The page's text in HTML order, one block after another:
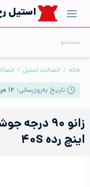
content
استیل
خانه / اتصالات استیل /
تاریخ به‌روزرسانی: ۱۲ مرداد ۱۴۰۵ | ۱۶:۳۷
اینچ رده ۴۰S